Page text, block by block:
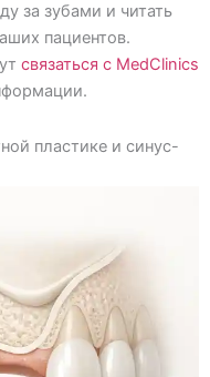
за зубами и читать
пациентов.
связаться с MedClinics
пластике и синус-